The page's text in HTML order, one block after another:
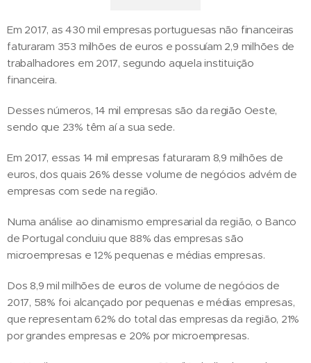
Em 2017, as 430 mil empresas portuguesas não financeiras
faturaram 353 milhões de euros e possuíam 2,9 milhões de
trabalhadores em 2017, segundo aquela instituição
financeira.
Desses números, 14 mil empresas são da região Oeste,
sendo que 23% têm aí a sua sede.
Em 2017, essas 14 mil empresas faturaram 8,9 milhões de
euros, dos quais 26% desse volume de negócios advém de
empresas com sede na região.
Numa análise ao dinamismo empresarial da região, o Banco
de Portugal concluiu que 88% das empresas são
microempresas e 12% pequenas e médias empresas.
Dos 8,9 mil milhões de euros de volume de negócios de
2017, 58% foi alcançado por pequenas e médias empresas,
que representam 62% do total das empresas da região, 21%
por grandes empresas e 20% por microempresas.